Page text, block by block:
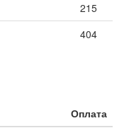
215
404
Оплата